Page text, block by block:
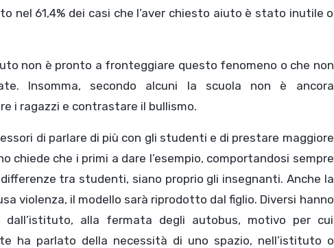
nel 61,4% dei casi che l’aver chiesto aiuto è stato inutile o
non è pronto a fronteggiare questo fenomeno o che non
Insomma, secondo alcuni la scuola non è ancora
i ragazzi e contrastare il bullismo.
di parlare di più con gli studenti e di prestare maggiore
chiede che i primi a dare l’esempio, comportandosi sempre
tra studenti, siano proprio gli insegnanti. Anche la
violenza, il modello sarà riprodotto dal figlio. Diversi hanno
alla fermata degli autobus, motivo per cui
ha parlato della necessità di uno spazio, nell’istituto o